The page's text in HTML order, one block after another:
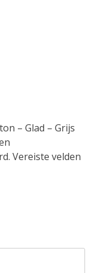
– Glad – Grijs
Vereiste velden